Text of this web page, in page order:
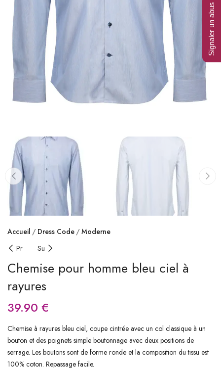
Accueil Dress Code
Moderne
Pr
Su
Chemise pour homme bleu ciel à
rayures
39.90 €
Chemise à rayures bleu ciel, coupe cintrée avec un col classique à un
bouton et des poignets simple boutonnage avec deux positions de
serrage. Les boutons sont de forme ronde et la composition du tissu est
100% coton. Repassage facile.
Signaler un abus